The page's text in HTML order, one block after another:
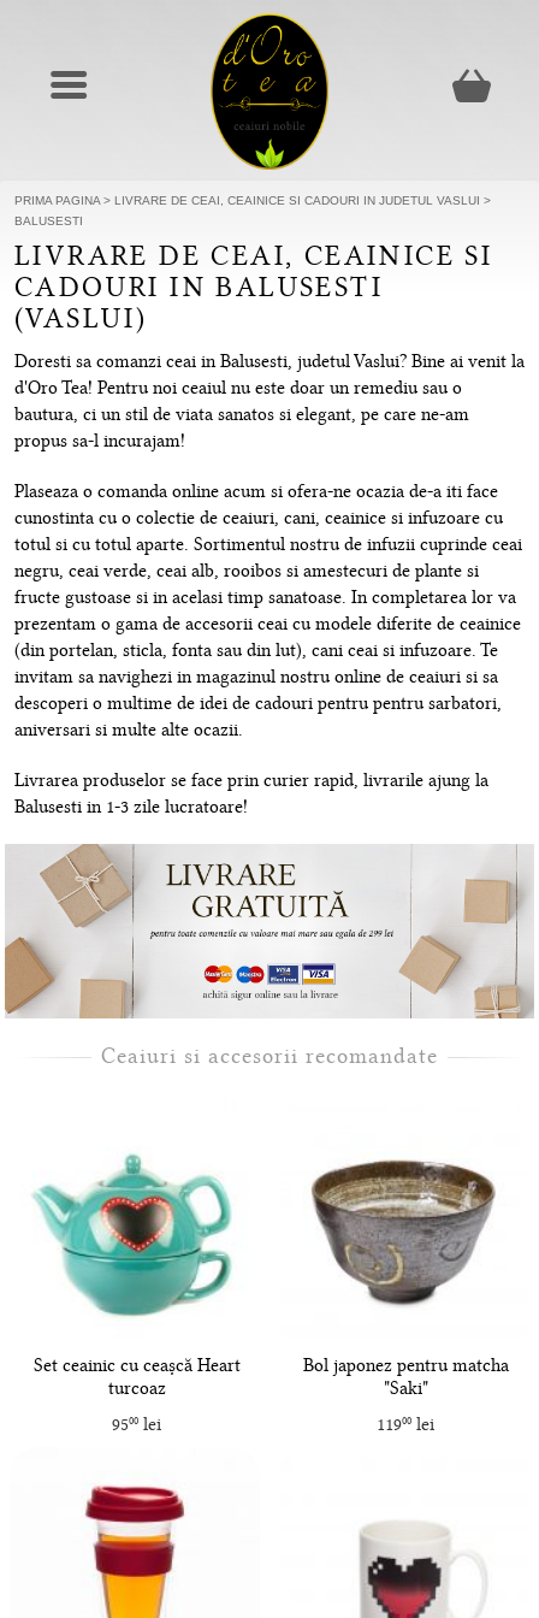
PRIMA PAGINA > LIVRARE DE CEAI, CEAINICE SI CADOURI IN JUDETUL VASLUI >
BALUSESTI
LIVRARE DE CEAI, CEAINICE SI
CADOURI IN BALUSESTI
(VASLUI)
Doresti sa comanzi ceai in Balusesti, judetul Vaslui? Bine ai venit la
d'Oro Tea! Pentru noi ceaiul nu este doar un remediu sau o
bautura, ci un stil de viata sanatos si elegant, pe care ne-am
propus sa-l incurajam!
Plaseaza o comanda online acum si ofera-ne ocazia de-a iti face
cunostinta cu o colectie de ceaiuri, cani, ceainice si infuzoare cu
totul si cu totul aparte. Sortimentul nostru de infuzii cuprinde ceai
negru, ceai verde, ceai alb, rooibos si amestecuri de plante si
fructe gustoase si in acelasi timp sanatoase. In completarea lor va
prezentam o gama de accesorii ceai cu modele diferite de ceainice
(din portelan, sticla, fonta sau din lut), cani ceai si infuzoare. Te
invitam sa navighezi in magazinul nostru online de ceaiuri si sa
descoperi o multime de idei de cadouri pentru pentru sarbatori,
aniversari si multe alte ocazii.
Livrarea produselor se face prin curier rapid, livrarile ajung la
Balusesti in 1-3 zile lucratoare!
Ceaiuri si accesorii recomandate
Set ceainic cu ceașcă Heart
turcoaz
9500lei
Bol japonez pentru matcha
"Saki"
11900 lei